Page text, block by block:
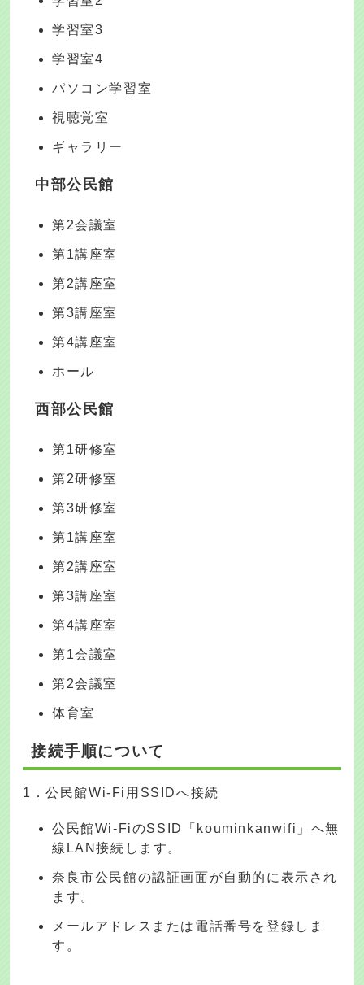
学習室3
学習室4
パソコン学習室
視聴覚室
ギャラリー
中部公民館
第2会議室
第1講座室
第2講座室
第3講座室
第4講座室
ホール
西部公民館
第1研修室
第2研修室
第3研修室
第1講座室
第2講座室
第3講座室
第4講座室
第1会議室
第2会議室
体育室
接続手順について
1．公民館Wi-Fi用SSIDへ接続
公民館Wi-FiのSSID「kouminkanwifi」へ無
線LAN接続します。
奈良市公民館の認証画面が自動的に表示され
ます。
メールアドレスまたは電話番号を登録しま
す。